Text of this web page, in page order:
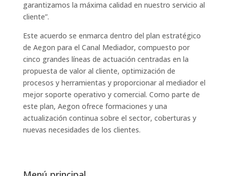
garantizamos la máxima calidad en nuestro servicio al
cliente”.
Este acuerdo se enmarca dentro del plan estratégico
de Aegon para el Canal Mediador, compuesto por
cinco grandes líneas de actuación centradas en la
propuesta de valor al cliente, optimización de
procesos y herramientas y proporcionar al mediador el
mejor soporte operativo y comercial. Como parte de
este plan, Aegon ofrece formaciones y una
actualización continua sobre el sector, coberturas y
nuevas necesidades de los clientes.